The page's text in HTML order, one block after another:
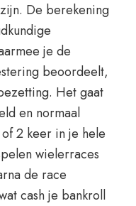
De berekening
je de
beoordeelt,
Het gaat
en normaal
2 keer in je hele
wielerraces
de race
cash je bankroll